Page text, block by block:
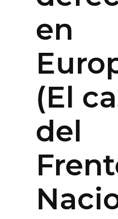
en
(El
del